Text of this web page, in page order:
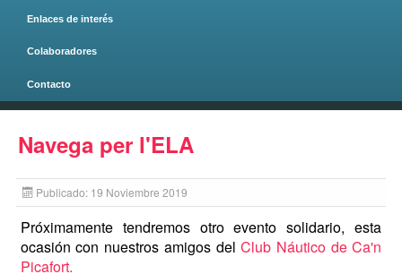
Enlaces de interés
Colaboradores
Contacto
Página principal
Navega per l'ELA
Publicado: 19 Noviembre 2019
Próximamente tendremos otro evento solidario, esta
ocasión con nuestros amigos delClub Náutico de Ca'n
Picafort.